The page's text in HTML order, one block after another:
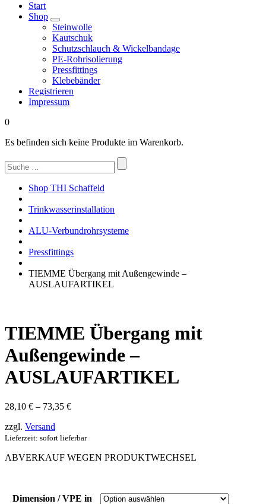
Start
Shop
Steinwolle
Kautschuk
Schutzschlauch & Wickelbandage
PE-Rohrisolierung
Pressfittings
Klebebänder
Registrieren
Impressum
0
Es befinden sich keine Produkte im Warenkorb.
Suchen
nach:
Shop THI Schaffeld
Trinkwasserinstallation
ALU-Verbundrohrsysteme
Pressfittings
TIEMME Übergang mit Außengewinde –
AUSLAUFARTIKEL
TIEMME Übergang mit
Außengewinde –
AUSLAUFARTIKEL
28,10 € – 73,35 €Preisspanne:
73,35 €
zzgl. Versand
Lieferzeit: sofort lieferbar
ABVERKAUF WEGEN PRODUKTWECHSEL
Dimension / VPE in